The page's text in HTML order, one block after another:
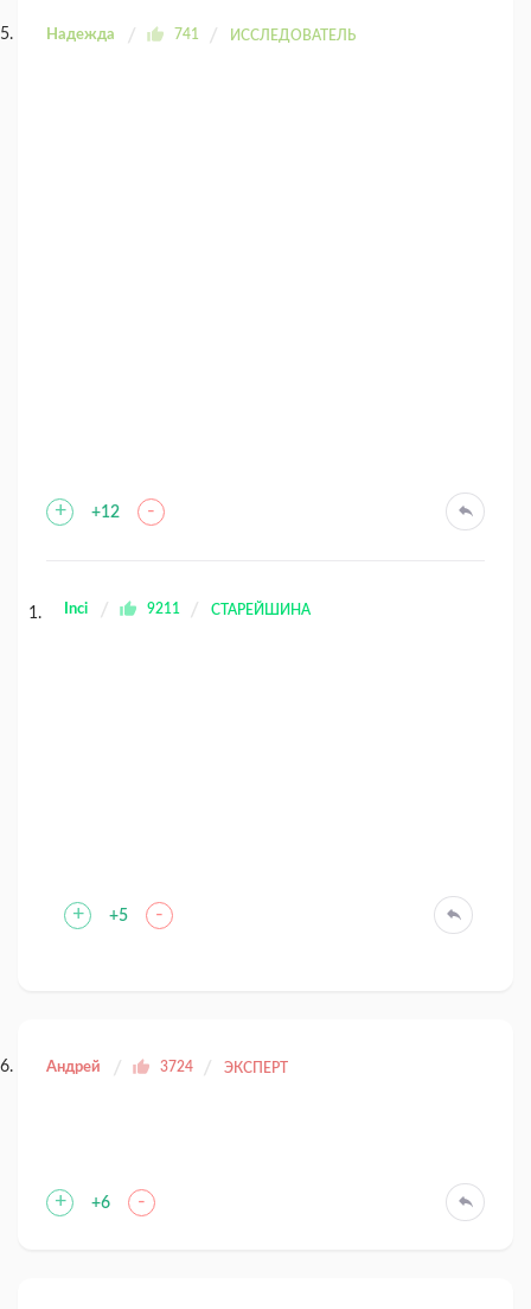
Надежда 741 ИССЛЕДОВАТЕЛЬ
+ +12 -
Inci 9211 СТАРЕЙШИНА
+ +5 -
Андрей 3724 ЭКСПЕРТ
+ +6 -